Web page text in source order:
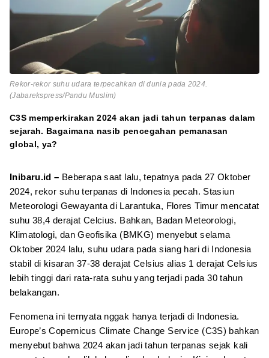
Rekor-rekor suhu udara terpecahkan di dunia pada 2024.
(Jabarekspress/Pandu Muslim)
C3S memperkirakan 2024 akan jadi tahun terpanas dalam
sejarah. Bagaimana nasib pencegahan pemanasan
global, ya?
Inibaru.id – Beberapa saat lalu, tepatnya pada 27 Oktober
2024, rekor suhu terpanas di Indonesia pecah. Stasiun
Meteorologi Gewayanta di Larantuka, Flores Timur mencatat
suhu 38,4 derajat Celcius. Bahkan, Badan Meteorologi,
Klimatologi, dan Geofisika (BMKG) menyebut selama
Oktober 2024 lalu, suhu udara pada siang hari di Indonesia
stabil di kisaran 37-38 derajat Celsius alias 1 derajat Celsius
lebih tinggi dari rata-rata suhu yang terjadi pada 30 tahun
belakangan.
Fenomena ini ternyata nggak hanya terjadi di Indonesia.
Europe’s Copernicus Climate Change Service (C3S) bahkan
menyebut bahwa 2024 akan jadi tahun terpanas sejak kali